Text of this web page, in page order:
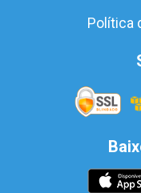
Política